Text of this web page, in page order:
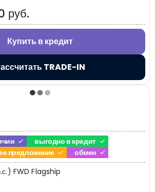
руб.
Купить в кредит
TRADE-IN
выгодно в кредит
предложение
обмен
FWD Flagship